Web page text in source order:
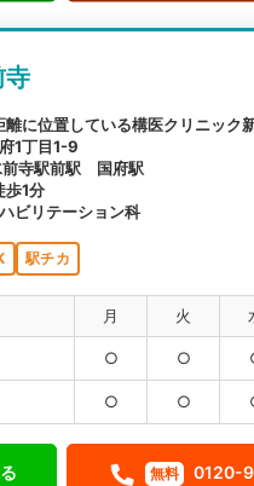
寺
に位置している構医クリニック
1丁目1-9
寺駅前駅 国府駅
歩1分
ビリテーション科
駅チカ
月 火
○ ○
○ ○
無料 0120-